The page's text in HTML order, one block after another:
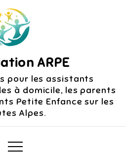
ARPE
pour les assistants
à domicile, les parents
Petite Enfance sur les
Alpes.